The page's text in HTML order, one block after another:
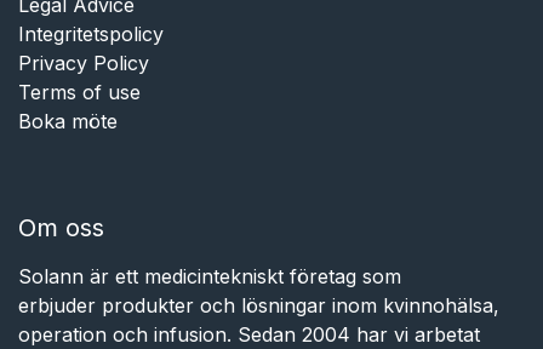
Integritetspolicy
Privacy Policy
Terms of use
Boka möte
Om oss
Solann är ett medicintekniskt företag som
erbjuder produkter och lösningar inom kvinnohälsa,
operation och infusion. Sedan 2004 har vi arbetat